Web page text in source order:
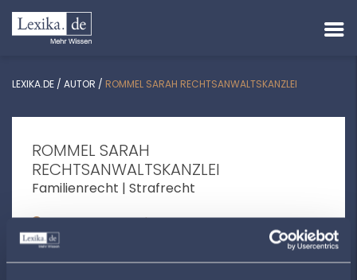
LEXIKA.DE / AUTOR / ROMMEL SARAH RECHTSANWALTSKANZLEI
ROMMEL SARAH
RECHTSANWALTSKANZLEI
Familienrecht | Strafrecht
Pferdemarkt 10 | 53518 Adenau
+4926912779